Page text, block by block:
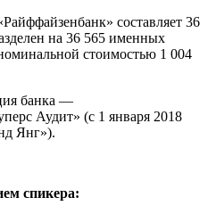
составляет 36
на 36 565 именных
стоимостью 1 004
банка —
Аудит» (с 1 января 2018
Янг»).
спикера: